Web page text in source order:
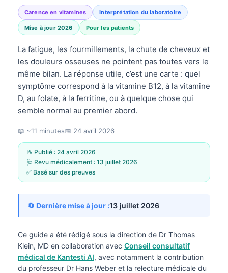
Carence en vitamines Interprétation du laboratoire
Mise à jour 2026 Pour les patients
La fatigue, les fourmillements, la chute de cheveux et
les douleurs osseuses ne pointent pas toutes vers le
même bilan. La réponse utile, c’est une carte : quel
symptôme correspond à la vitamine B12, à la vitamine
D, au folate, à la ferritine, ou à quelque chose qui
semble normal au premier abord.
📖 ~11 minutes📅 24 avril 2026
📝 Publié : 24 avril 2026
🩺 Revu médicalement : 13 juillet 2026
✅ Basé sur des preuves
🔄 Dernière mise à jour :13 juillet 2026
Ce guide a été rédigé sous la direction de Dr Thomas
Klein, MD en collaboration avec Conseil consultatif
médical de Kantesti AI, avec notamment la contribution
du professeur Dr Hans Weber et la relecture médicale du